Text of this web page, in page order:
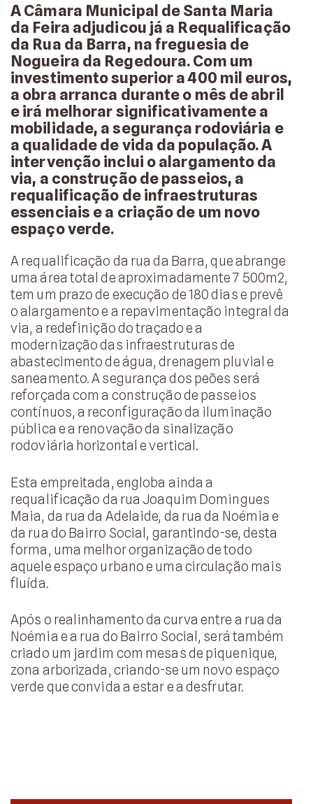
A Câmara Municipal de Santa Maria
da Feira adjudicou já a Requalificação
da Rua da Barra, na freguesia de
Nogueira da Regedoura. Com um
investimento superior a 400 mil euros,
a obra arranca durante o mês de abril
e irá melhorar significativamente a
mobilidade, a segurança rodoviária e
a qualidade de vida da população. A
intervenção inclui o alargamento da
via, a construção de passeios, a
requalificação de infraestruturas
essenciais e a criação de um novo
espaço verde.
A requalificação da rua da Barra, que abrange
uma área total de aproximadamente 7 500m2,
tem um prazo de execução de 180 dias e prevê
o alargamento e a repavimentação integral da
via, a redefinição do traçado e a
modernização das infraestruturas de
abastecimento de água, drenagem pluvial e
saneamento. A segurança dos peões será
reforçada com a construção de passeios
contínuos, a reconfiguração da iluminação
pública e a renovação da sinalização
rodoviária horizontal e vertical.
Esta empreitada, engloba ainda a
requalificação da rua Joaquim Domingues
Maia, da rua da Adelaide, da rua da Noémia e
da rua do Bairro Social, garantindo-se, desta
forma, uma melhor organização de todo
aquele espaço urbano e uma circulação mais
fluída.
Após o realinhamento da curva entre a rua da
Noémia e a rua do Bairro Social, será também
criado um jardim com mesas de piquenique,
zona arborizada, criando-se um novo espaço
verde que convida a estar e a desfrutar.